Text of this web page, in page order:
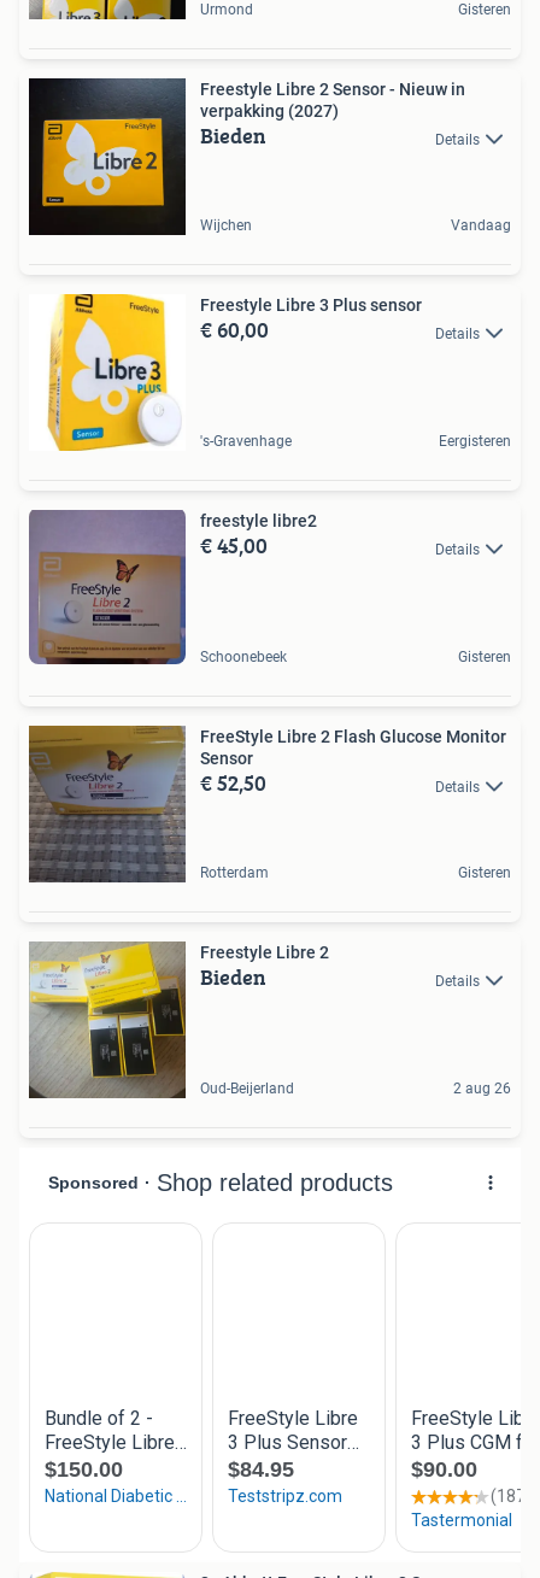
Urmond Gisteren
Freestyle Libre 2 Sensor - Nieuw in
verpakking (2027)
Bieden Details
Wijchen Vandaag
Freestyle Libre 3 Plus sensor
€ 60,00 Details
's-Gravenhage Eergisteren
freestyle libre2
€ 45,00 Details
Schoonebeek Gisteren
FreeStyle Libre 2 Flash Glucose Monitor
Sensor
€ 52,50 Details
Rotterdam Gisteren
Freestyle Libre 2
Bieden Details
Oud-Beijerland 2 aug 26